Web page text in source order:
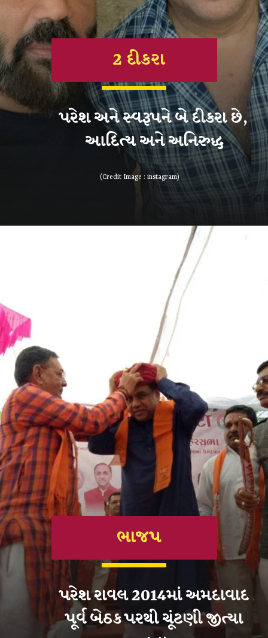
(Credit Image : instagram)
પરેશ અને સ્વરૂપને બે દીકરા છે,
આદિત્ય અને અનિરુદ્ધ
2 દીકરા
પરેશ રાવલ 2014માં અમદાવાદ
પૂર્વ બેઠક પરથી ચૂંટણી જીત્યા
ભાજપ